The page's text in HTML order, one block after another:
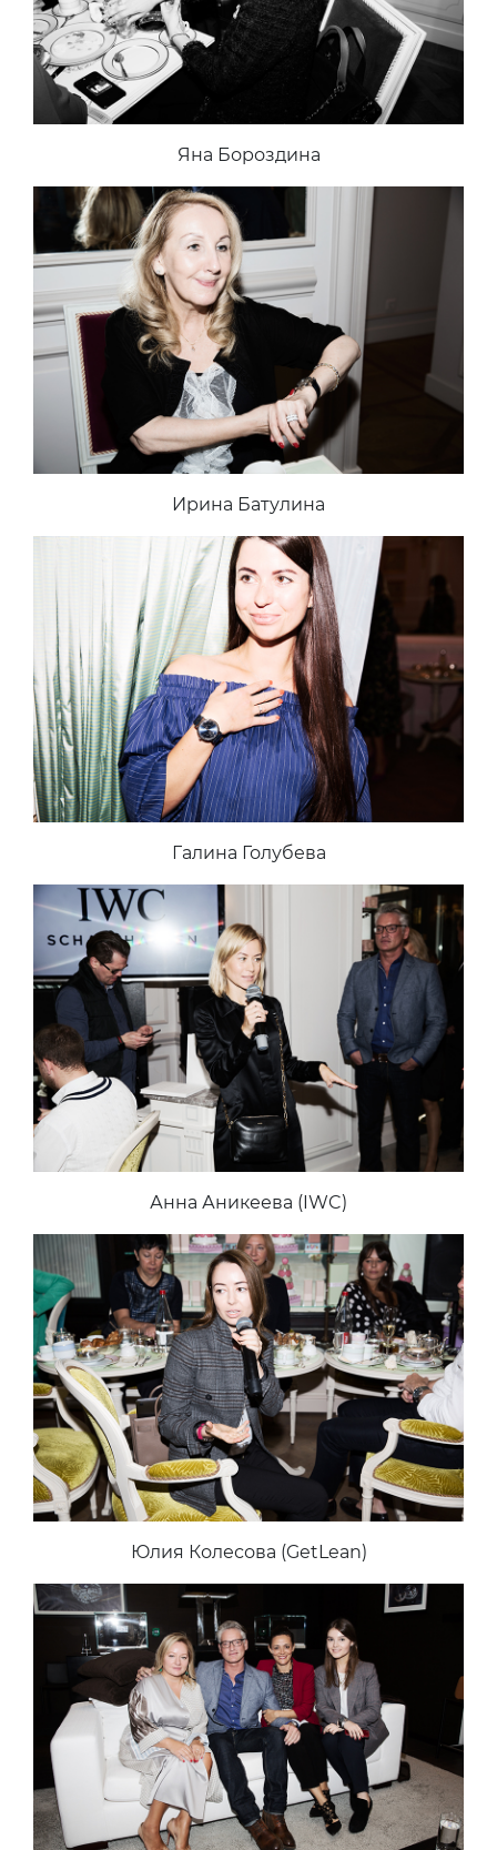
Яна Бороздина
Ирина Батулина
Галина Голубева
Анна Аникеева (IWC)
Юлия Колесова (GetLean)